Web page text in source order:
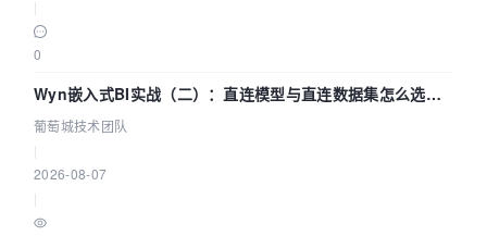
0
Wyn嵌入式BI实战（二）：直连模型与直连数据集怎么选，
参数为什么不生效？| 葡萄城技术团队
葡萄城技术团队
2026-08-07